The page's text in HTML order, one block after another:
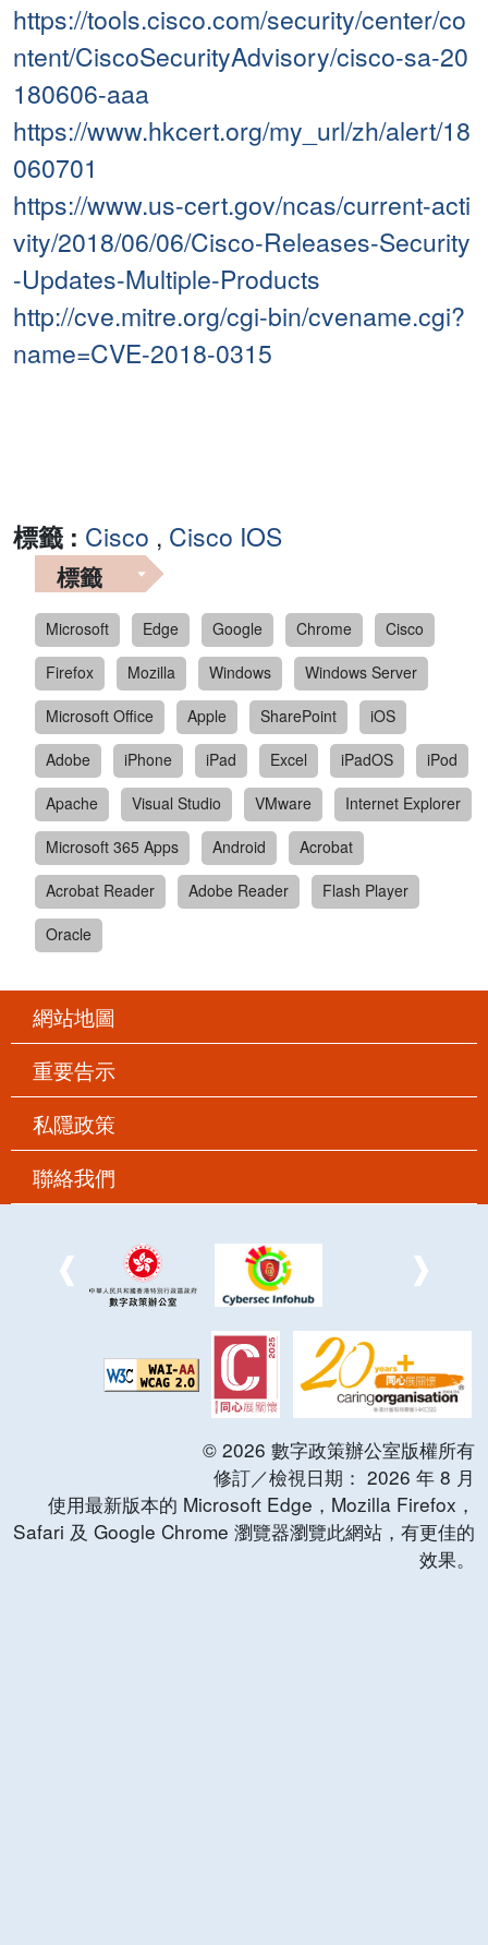
https://tools.cisco.com/security/center/co
ntent/CiscoSecurityAdvisory/cisco-sa-20
180606-aaa
https://www.hkcert.org/my_url/zh/alert/18
060701
https://www.us-cert.gov/ncas/current-acti
vity/2018/06/06/Cisco-Releases-Security
-Updates-Multiple-Products
http://cve.mitre.org/cgi-bin/cvename.cgi?
name=CVE-2018-0315
標籤 : Cisco , Cisco IOS
標籤
Microsoft Edge Google Chrome
Cisco
Firefox
Mozilla Windows
Windows Server
Microsoft Office
Apple SharePoint
iOS
Adobe
iPhone iPad Excel iPadOS
iPod
Apache
Visual Studio VMware
Internet Explorer
Microsoft 365 Apps
Android
Acrobat
Acrobat Reader
Adobe Reader
Flash Player
Oracle
網站地圖
重要告示
私隱政策
聯絡我們
© 2026 數字政策辦公室版權所有
修訂／檢視日期： 2026 年 8 月
使用最新版本的 Microsoft Edge，Mozilla Firefox，
Safari 及 Google Chrome 瀏覽器瀏覽此網站，有更佳的
效果。